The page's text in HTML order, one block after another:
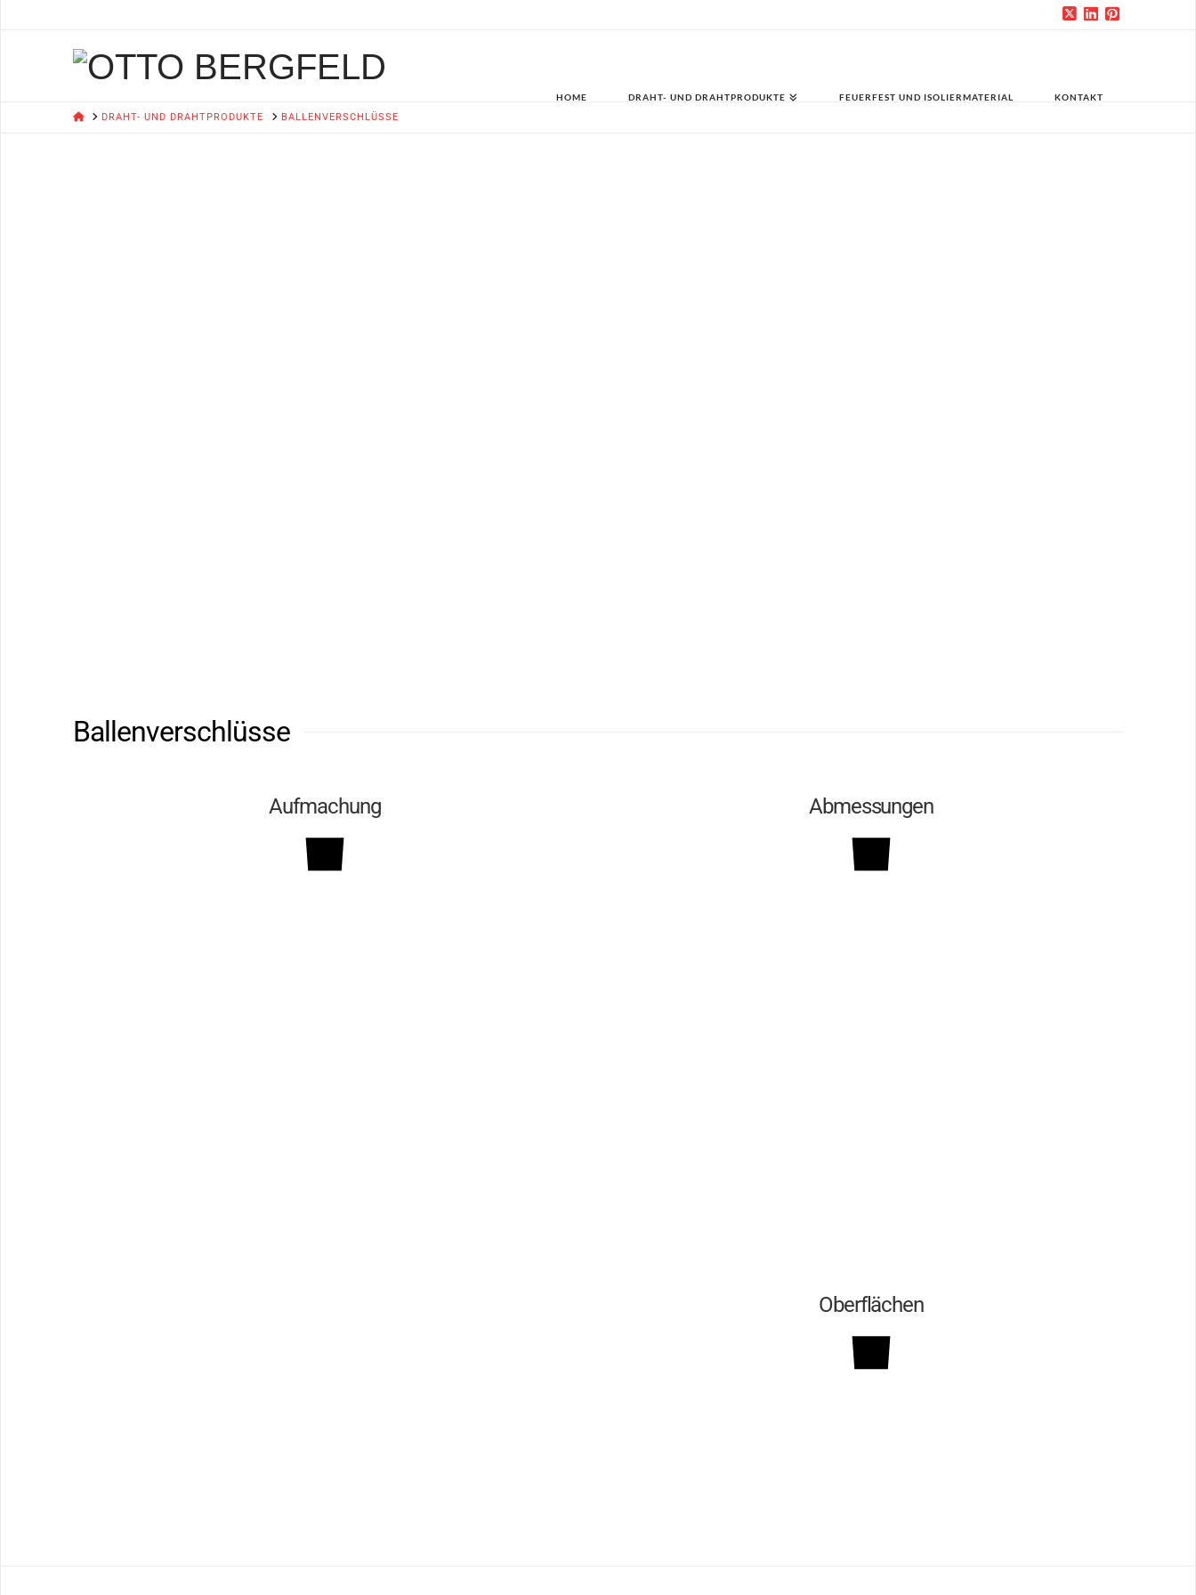
HOME DRAHT- UND DRAHTPRODUKTE FEUERFEST UND ISOLIERMATERIAL KONTAKT
HOMEDRAHT- UND DRAHTPRODUKTE BALLENVERSCHLÜSSE
Ballenverschlüsse
Aufmachung Abmessungen
Oberflächen